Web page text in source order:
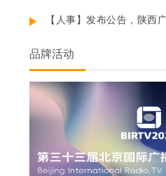
【人事】发布公告，陕西
品牌活动